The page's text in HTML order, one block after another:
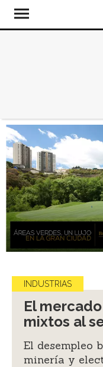
INDUSTRIAS
El
mixtos al
El desempleo
minería y